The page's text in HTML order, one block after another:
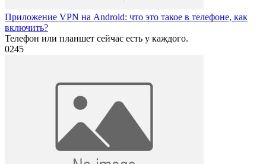
Приложение VPN на Android: что это такое в телефоне, как
включить?
Телефон или планшет сейчас есть у каждого.
0245